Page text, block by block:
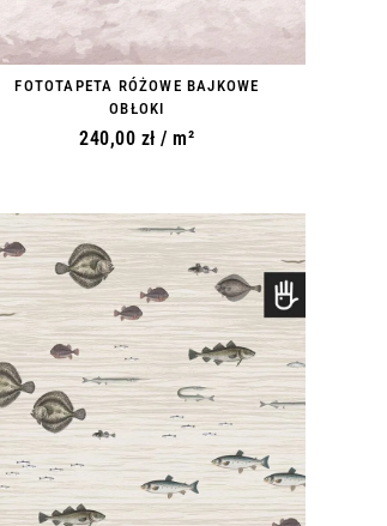
FOTOTAPETA RÓŻOWE BAJKOWE
OBŁOKI
240,00 zł / m²